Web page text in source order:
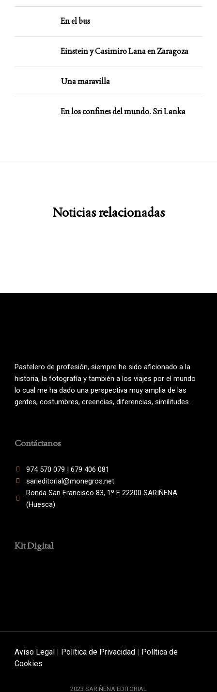
En el bus
Einstein y Casimiro Lana en Zaragoza
Una maravilla
En los confines del mundo. Sri Lanka
Noticias relacionadas
Pastelero de profesión, siempre he sido aficionado a la
historia, la fotografía y también a los viajes por el mundo
lo cual me ha dado una perspectiva muy amplia de las
gentes, costumbres, creencias, diferencias, similitudes…
Contáctanos
974 570 079 | 679 406 081
sarieditorial@monegros.net
Ronda San Francisco 83, 1º F 22200 SARIÑENA
(Huesca)
Kit Digital
2023 SARIÑENA EDITORIAL
Aviso Legal | Política de Privacidad | Política de
Cookies